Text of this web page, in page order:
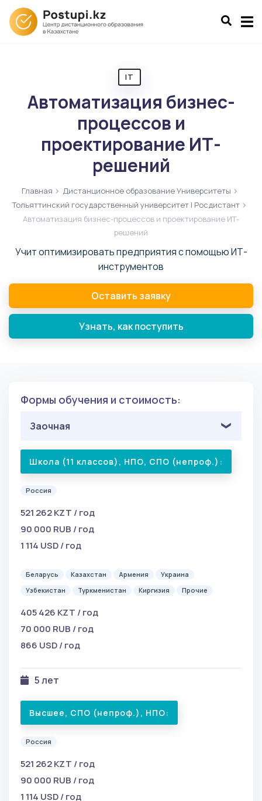
IT
Автоматизация бизнес-
процессов и
проектирование ИТ-
решений
Главная
Дистанционное образование Университеты
Тольяттинский государственный университет | Росдистант
Автоматизация бизнес-процессов и проектирование ИТ-
решений
Учит оптимизировать предприятия с помощью ИТ-
инструментов
Оставить заявку
Узнать, как поступить
Формы обучения и стоимость:
Заочная
Школа (11 классов), НПО, СПО (непроф.):
Россия
521 262 KZT / год
90 000 RUB / год
1 114 USD / год
Беларусь Казахстан Армения
Украина
Узбекистан
Туркменистан Киргизия Прочие
405 426 KZT / год
70 000 RUB / год
866 USD / год
5 лет
Высшее, СПО (непроф.), НПО:
Россия
521 262 KZT / год
90 000 RUB / год
1 114 USD / год